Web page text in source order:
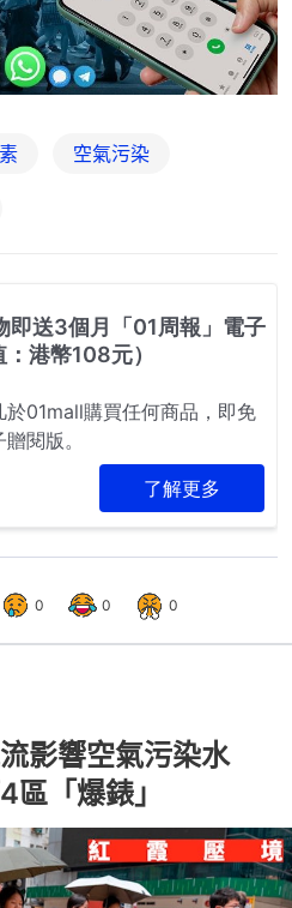
空氣污染
0 0 0
影響空氣污染水
「爆錶」